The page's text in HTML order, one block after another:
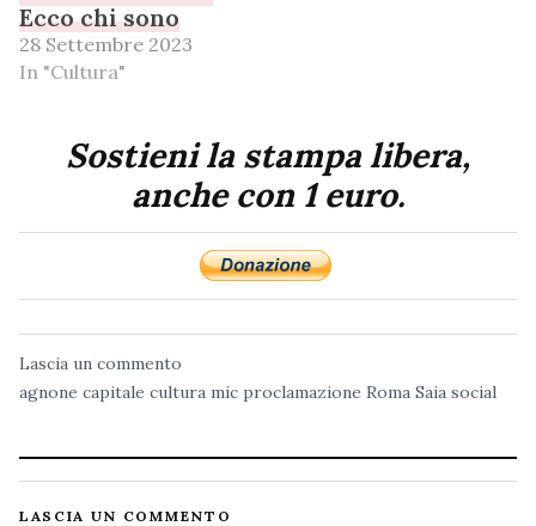
Ecco chi sono
28 Settembre 2023
In "Cultura"
Sostieni la stampa libera,
anche con 1 euro.
Lascia un commento
agnone capitale cultura mic proclamazione Roma Saia social
LASCIA UN COMMENTO